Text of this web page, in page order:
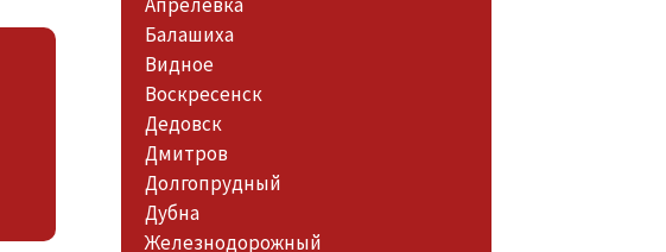
Апрелевка
Балашиха
Видное
Воскресенск
Дедовск
Дмитров
Долгопрудный
Дубна
Железнодорожный